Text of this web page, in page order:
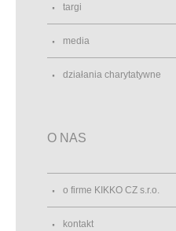
targi
media
działania charytatywne
O NAS
o firme KIKKO CZ s.r.o.
kontakt